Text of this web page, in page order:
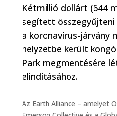
Kétmillió dollárt (644
segített összegyűjteni
a koronavírus-járvány
helyzetbe került
Park megmentésére
elindításához.
Az Earth Alliance – amelyet